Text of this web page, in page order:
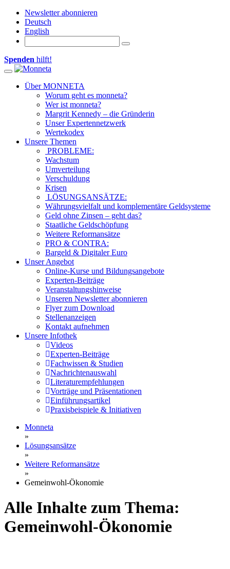
Newsletter abonnieren
Deutsch
English
Spenden hilft!
Toggle navigation
Über MONNETA
Worum geht es monneta?
Wer ist monneta?
Margrit Kennedy – die Gründerin
Unser Expertennetzwerk
Wertekodex
Unsere Themen
PROBLEME:
Wachstum
Umverteilung
Verschuldung
Krisen
LÖSUNGSANSÄTZE:
Währungsvielfalt und komplementäre Geldsysteme
Geld ohne Zinsen – geht das?
Staatliche Geldschöpfung
Weitere Reformansätze
PRO & CONTRA:
Bargeld & Digitaler Euro
Unser Angebot
Online-Kurse und Bildungsangebote
Experten-Beiträge
Veranstaltungshinweise
Unseren Newsletter abonnieren
Flyer zum Download
Stellenanzeigen
Kontakt aufnehmen
Unsere Infothek
Videos
Experten-Beiträge
Fachwissen & Studien
Nachrichtenauswahl
Literaturempfehlungen
Vorträge und Präsentationen
Einführungsartikel
Praxisbeispiele & Initiativen
Monneta
»
Lösungsansätze
»
Weitere Reformansätze
»
Gemeinwohl-Ökonomie
Alle Inhalte zum Thema:
Gemeinwohl-Ökonomie